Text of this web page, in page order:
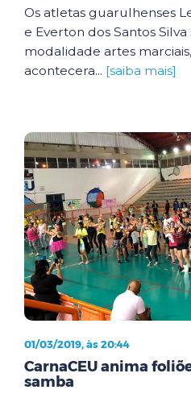
Os atletas guarulhenses
e Everton dos Santos
modalidade artes
acontecera... [saiba mais]
01/03/2019, às 20:44
CarnaCEU anima
samba